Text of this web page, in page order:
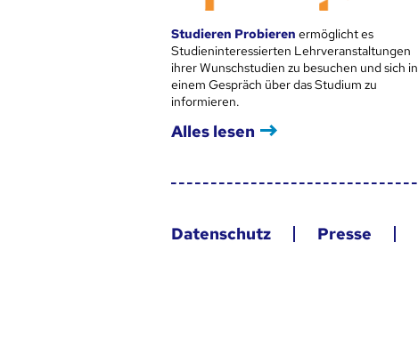
Studieren Probieren ermöglicht es
Studieninteressierten Lehrveranstaltungen
ihrer Wunschstudien zu besuchen und sich in
einem Gespräch über das Studium zu
informieren.
Alles lesen
Datenschutz Presse